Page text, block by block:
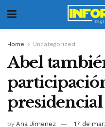
Home Uncategorized
Abel
presidencial
by Ana Jimenez 17 de